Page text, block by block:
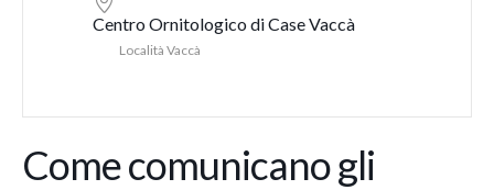
Centro Ornitologico di Case Vaccà
Località Vaccà
Come comunicano gli